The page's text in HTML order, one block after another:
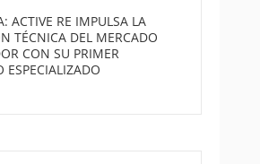
ACTIVE RE IMPULSA LA
TÉCNICA DEL MERCADO
CON SU PRIMER
ESPECIALIZADO